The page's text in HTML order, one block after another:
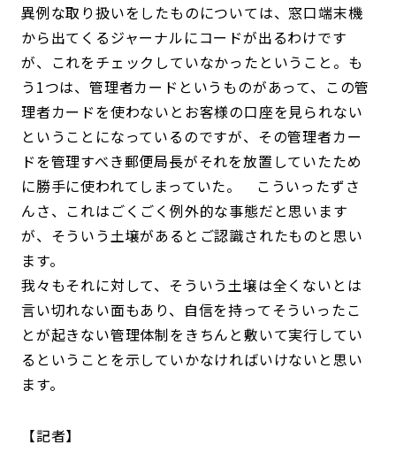
異例な取り扱いをしたものについては、窓口端末機
から出てくるジャーナルにコードが出るわけです
が、これをチェックしていなかったということ。も
う1つは、管理者カードというものがあって、この管
理者カードを使わないとお客様の口座を見られない
ということになっているのですが、その管理者カー
ドを管理すべき郵便局長がそれを放置していたため
に勝手に使われてしまっていた。 こういったずさ
んさ、これはごくごく例外的な事態だと思います
が、そういう土壌があるとご認識されたものと思い
ます。
我々もそれに対して、そういう土壌は全くないとは
言い切れない面もあり、自信を持ってそういったこ
とが起きない管理体制をきちんと敷いて実行してい
るということを示していかなければいけないと思い
ます。
記者